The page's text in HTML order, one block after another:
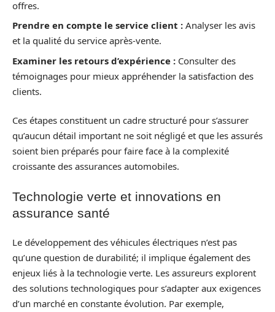
offres.
Prendre en compte le service client : Analyser les avis
et la qualité du service après-vente.
Examiner les retours d’expérience : Consulter des
témoignages pour mieux appréhender la satisfaction des
clients.
Ces étapes constituent un cadre structuré pour s’assurer
qu’aucun détail important ne soit négligé et que les assurés
soient bien préparés pour faire face à la complexité
croissante des assurances automobiles.
Technologie verte et innovations en
assurance santé
Le développement des véhicules électriques n’est pas
qu’une question de durabilité; il implique également des
enjeux liés à la technologie verte. Les assureurs explorent
des solutions technologiques pour s’adapter aux exigences
d’un marché en constante évolution. Par exemple,